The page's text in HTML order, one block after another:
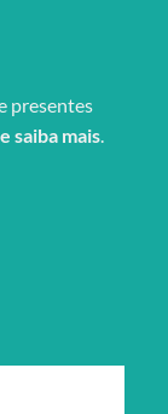
presentes
saiba mais.